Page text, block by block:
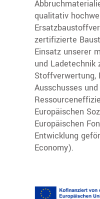
qualitativ
zertifizierte
Einsatz unserer
und Ladetechnik
Stoffverwertung,
Ausschusses
Europäischen
Europäischen
Entwicklung
Economy).